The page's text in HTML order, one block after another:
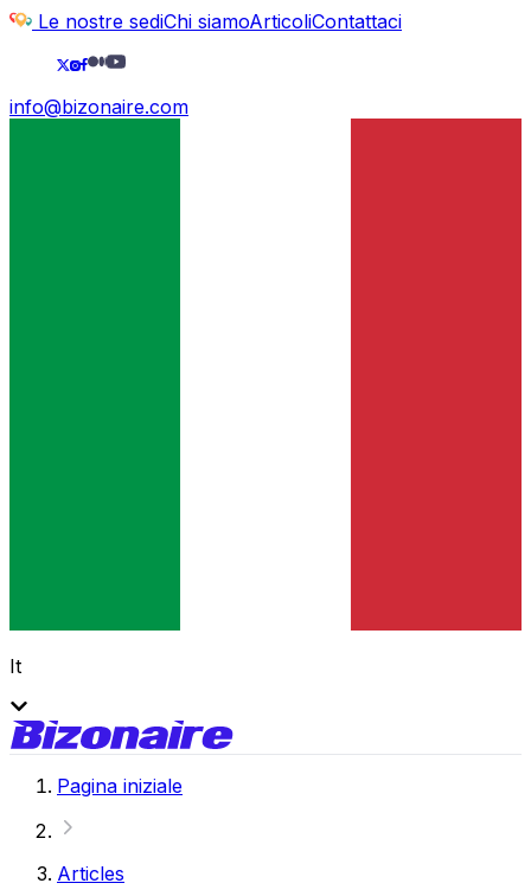
Le nostre sediChi siamoArticoliContattaci
info@bizonaire.com
It
Pagina iniziale
Articles